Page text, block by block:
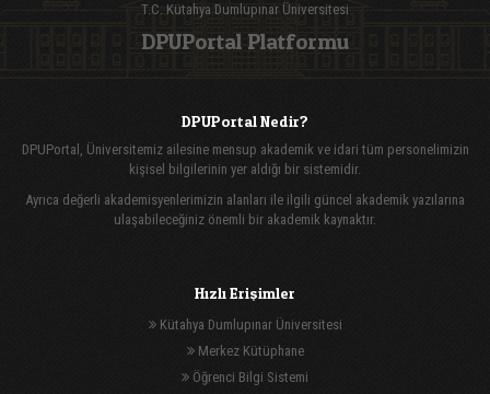
T.C. Kütahya Dumlupınar Üniversitesi
DPUPortal Platformu
DPUPortal Nedir?
DPUPortal, Üniversitemiz ailesine mensup akademik ve idari tüm personelimizin
kişisel bilgilerinin yer aldığı bir sistemidir.
Ayrıca değerli akademisyenlerimizin alanları ile ilgili güncel akademik yazılarına
ulaşabileceğiniz önemli bir akademik kaynaktır.
Hızlı Erişimler
Kütahya Dumlupınar Üniversitesi
Merkez Kütüphane
Öğrenci Bilgi Sistemi